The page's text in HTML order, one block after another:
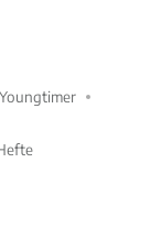
Youngtimer